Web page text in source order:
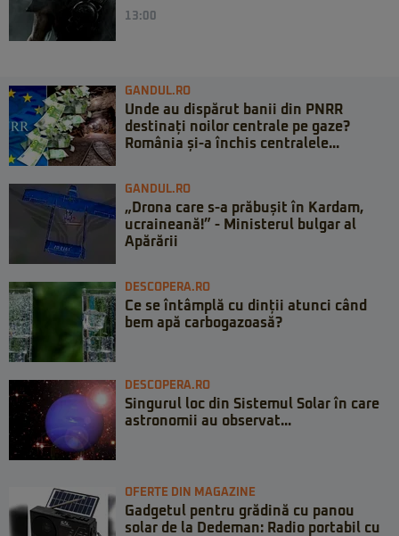
13:00
GANDUL.RO
Unde au dispărut banii din PNRR
destinați noilor centrale pe gaze?
România și-a închis centralele...
GANDUL.RO
„Drona care s-a prăbușit în Kardam,
ucraineană!” - Ministerul bulgar al
Apărării
DESCOPERA.RO
Ce se întâmplă cu dinții atunci când
bem apă carbogazoasă?
DESCOPERA.RO
Singurul loc din Sistemul Solar în care
astronomii au observat...
OFERTE DIN MAGAZINE
Gadgetul pentru grădină cu panou
solar de la Dedeman: Radio portabil cu